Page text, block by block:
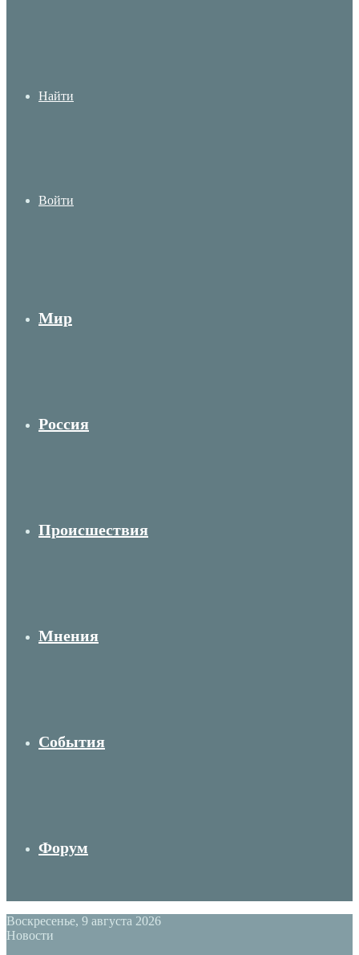
Найти
Войти
Мир
Россия
Происшествия
Мнения
События
Форум
Воскресенье, 9 августа 2026
Новости